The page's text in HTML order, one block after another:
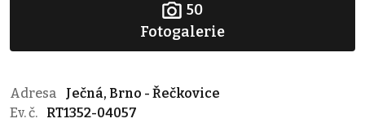
50
Fotogalerie
Adresa
Ječná, Brno - Řečkovice
Ev. č.
RT1352-04057